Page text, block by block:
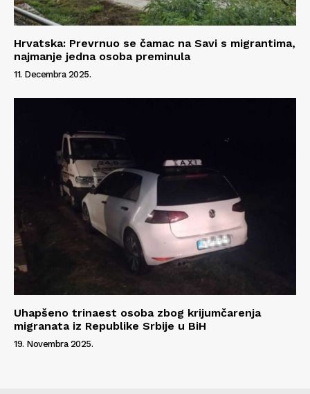
Hrvatska: Prevrnuo se čamac na Savi s migrantima,
najmanje jedna osoba preminula
11. Decembra 2025.
Uhapšeno trinaest osoba zbog krijumčarenja
migranata iz Republike Srbije u BiH
19. Novembra 2025.